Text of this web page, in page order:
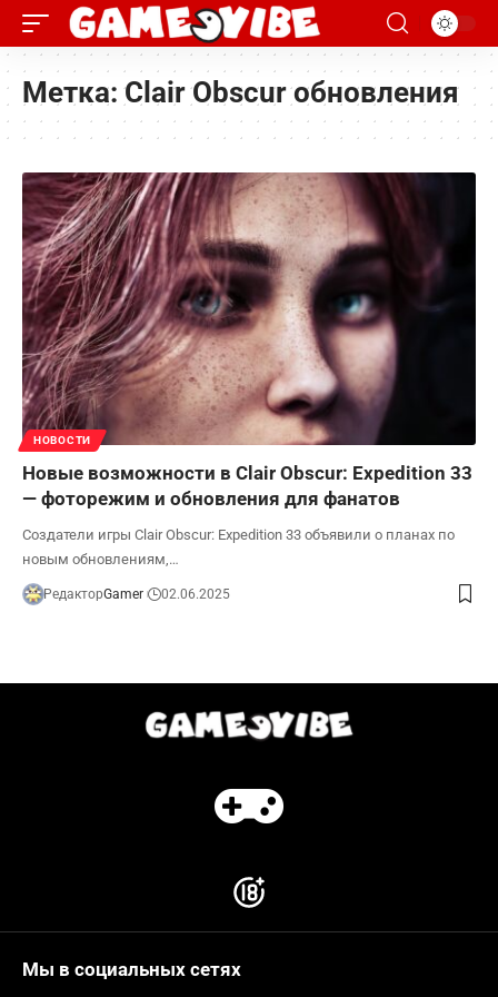
Метка:Clair Obscur обновления
НОВОСТИ
Новые возможности в Clair Obscur: Expedition 33
— фоторежим и обновления для фанатов
Создатели игры Clair Obscur: Expedition 33 объявили о планах по
новым обновлениям,…
РедакторGamer 02.06.2025
Мы в социальных сетях